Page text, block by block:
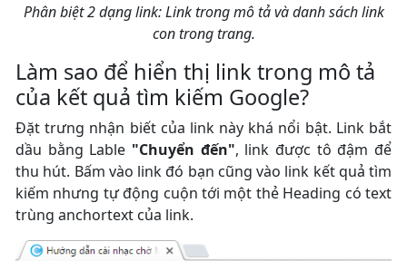
Phân biệt 2 dạng link: Link trong mô tả và danh sách link
con trong trang.
Làm sao để hiển thị link trong mô tả
của kết quả tìm kiếm Google?
Đặt trưng nhận biết của link này khá nổi bật. Link bắt
dầu bằng Lable "Chuyển đến", link được tô đậm để
thu hút. Bấm vào link đó bạn cũng vào link kết quả tìm
kiếm nhưng tự động cuộn tới một thẻ Heading có text
trùng anchortext của link.